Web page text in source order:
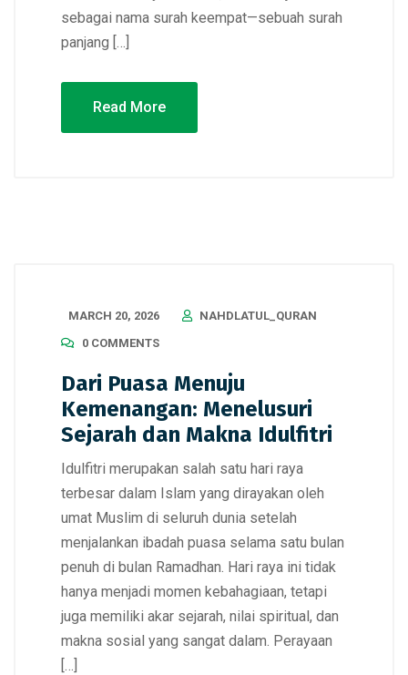
sebagai nama surah keempat—sebuah surah
panjang […]
Read More
MARCH 20, 2026
NAHDLATUL_QURAN
0 COMMENTS
Dari Puasa Menuju
Kemenangan: Menelusuri
Sejarah dan Makna Idulfitri
Idulfitri merupakan salah satu hari raya
terbesar dalam Islam yang dirayakan oleh
umat Muslim di seluruh dunia setelah
menjalankan ibadah puasa selama satu bulan
penuh di bulan Ramadhan. Hari raya ini tidak
hanya menjadi momen kebahagiaan, tetapi
juga memiliki akar sejarah, nilai spiritual, dan
makna sosial yang sangat dalam. Perayaan
[…]